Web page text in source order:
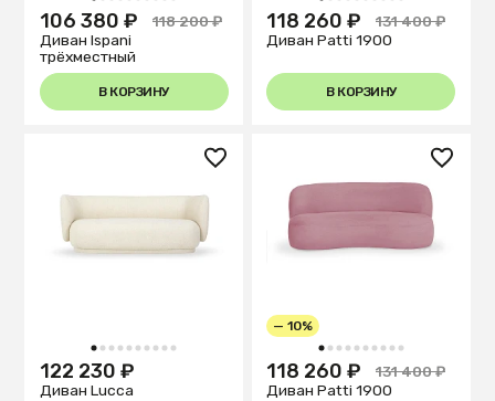
106 380 ₽
118 200 ₽
Диван Ispani
трёхместный
В КОРЗИНУ
118 260 ₽
131 400 ₽
Диван Patti 1900
В КОРЗИНУ
1 2 3 4 5 6 7 8 9 10
122 230 ₽
Диван Lucca
1 2 3 4 5 6 7 8 9 10
— 10%
118 260 ₽
131 400 ₽
Диван Patti 1900